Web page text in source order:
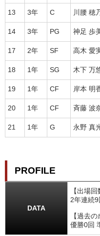
13 3年 C 川腰 穂
14 3年 PG 神足 歩
17 2年 SF 高木 愛
18 1年 SG 木下 万
19 1年 CF 岸本 明
20 1年 CF 斉藤 波
21 1年 G 永野 真
PROFILE
DATA
【出場回
2年連続9
【過去の
優勝0回